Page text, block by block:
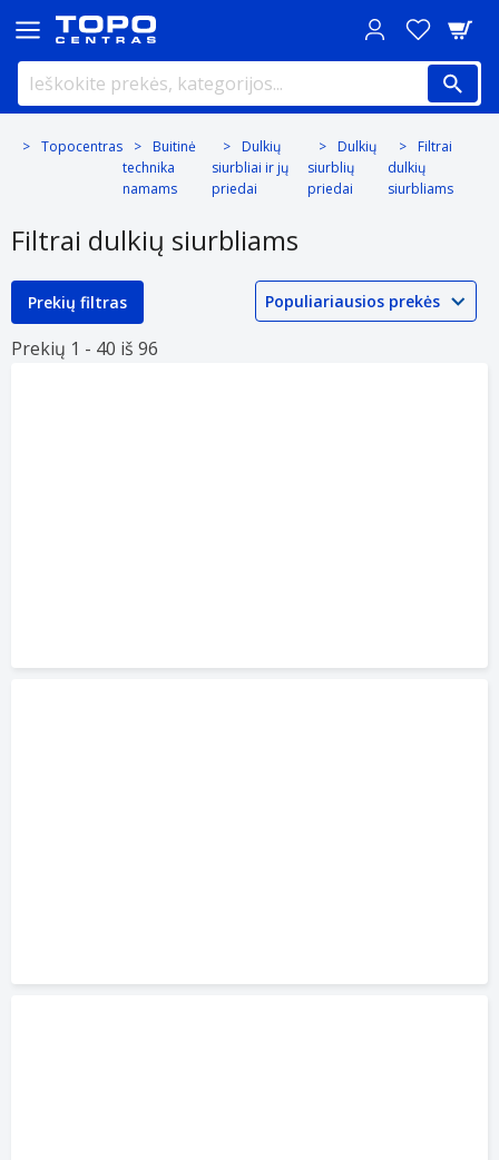
Topocentras
Buitinė
technika
namams
Dulkių
siurbliai ir jų
priedai
Dulkių
siurblių
priedai
Filtrai
dulkių
siurbliams
Filtrai dulkių siurbliams
Prekių filtras
Prekių 1 - 40 iš 96